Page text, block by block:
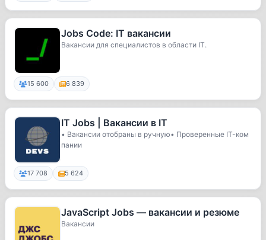
Jobs Code: IT вакансии
Вакансии для специалистов в области IT.
15 600 6 839
IT Jobs | Вакансии в IT
• Вакансии отобраны в ручную• Проверенные IT-ком
пании
17 708 5 624
JavaScript Jobs — вакансии и резюме
Вакансии